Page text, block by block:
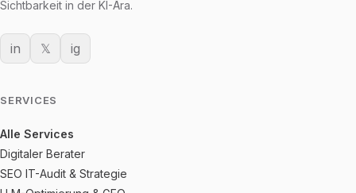
Sichtbarkeit in der KI-Ära.
in 𝕏 ig
SERVICES
Alle Services
Digitaler Berater
SEO IT-Audit & Strategie